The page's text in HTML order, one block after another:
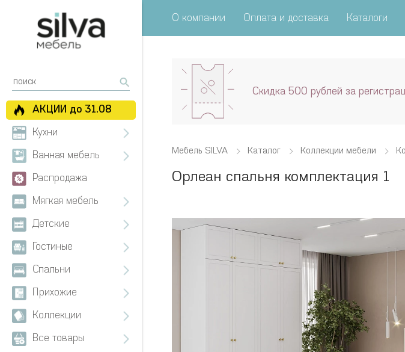
О компании Оплата и доставка Каталоги
АКЦИИ до 31.08
Кухни
Ванная мебель
Распродажа
Мягкая мебель
Детские
Гостиные
Спальни
Прихожие
Коллекции
Все товары
Скидка 500 рублей за
Мебель SILVA Каталог Коллекции мебели
Орлеан спальня комплектация 1